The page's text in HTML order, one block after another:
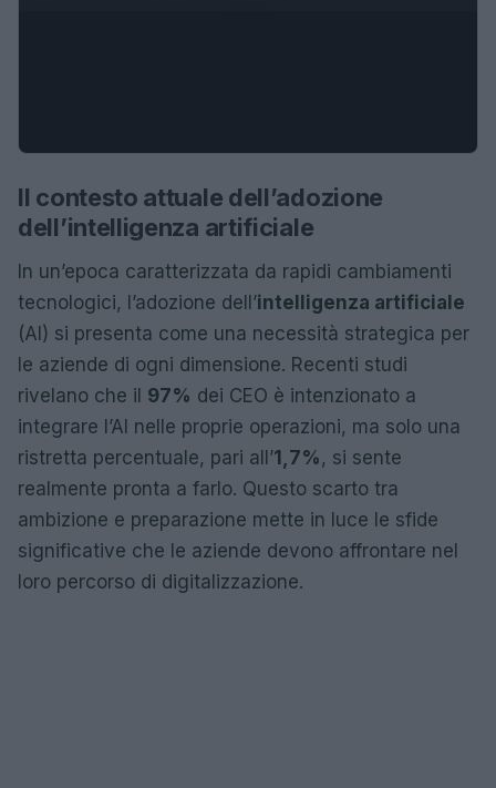
Il contesto attuale dell’adozione
dell’intelligenza artificiale
In un’epoca caratterizzata da rapidi cambiamenti
tecnologici, l’adozione dell’intelligenza artificiale
(AI) si presenta come una necessità strategica per
le aziende di ogni dimensione. Recenti studi
rivelano che il 97% dei CEO è intenzionato a
integrare l’AI nelle proprie operazioni, ma solo una
ristretta percentuale, pari all’1,7% , si sente
realmente pronta a farlo. Questo scarto tra
ambizione e preparazione mette in luce le sfide
significative che le aziende devono affrontare nel
loro percorso di digitalizzazione.